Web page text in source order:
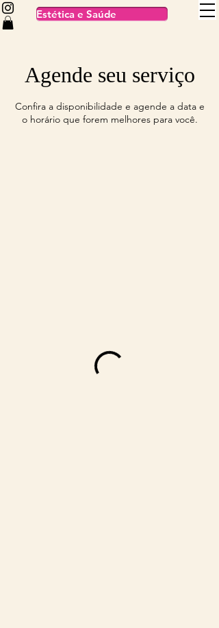
Estética e Saúde
Agende seu serviço
Confira a disponibilidade e agende a data e
o horário que forem melhores para você.